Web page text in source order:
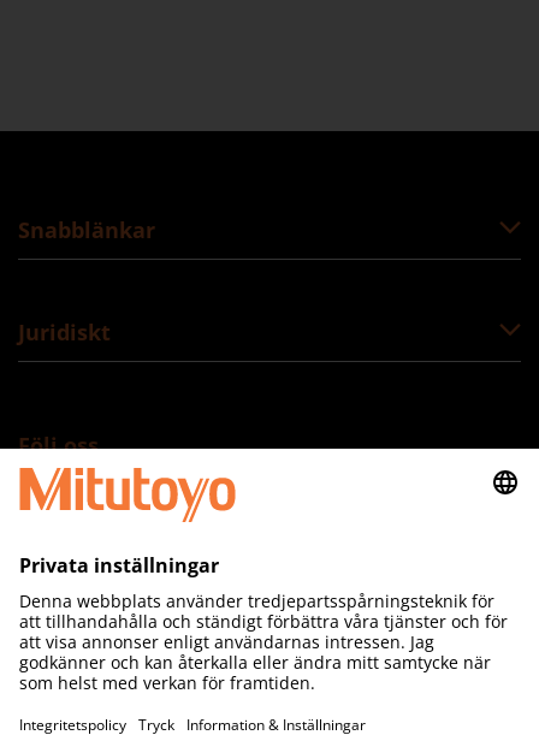
Snabblänkar
Juridiskt
Följ oss
Mitutoyo Scandinavia AB
Släntvägen 6
SE-194 61 Upplands Väsby
Tel 08-594 109 50